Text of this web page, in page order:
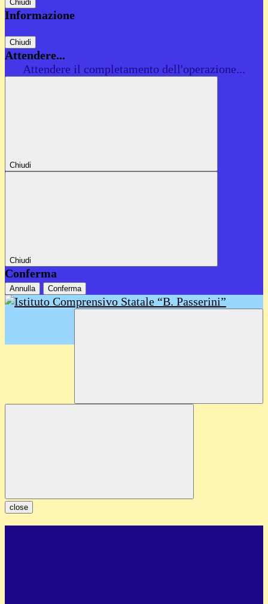
Chiudi
Informazione
Chiudi
Attendere...
Attendere il completamento dell'operazione...
Chiudi
Chiudi
Conferma
Annulla Conferma
close